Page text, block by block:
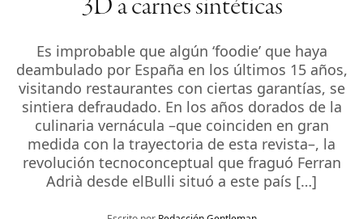
3D a carnes sintéticas
Es improbable que algún ‘foodie’ que haya
deambulado por España en los últimos 15 años,
visitando restaurantes con ciertas garantías, se
sintiera defraudado. En los años dorados de la
culinaria vernácula –que coinciden en gran
medida con la trayectoria de esta revista–, la
revolución tecnoconceptual que fraguó Ferran
Adrià desde elBulli situó a este país […]